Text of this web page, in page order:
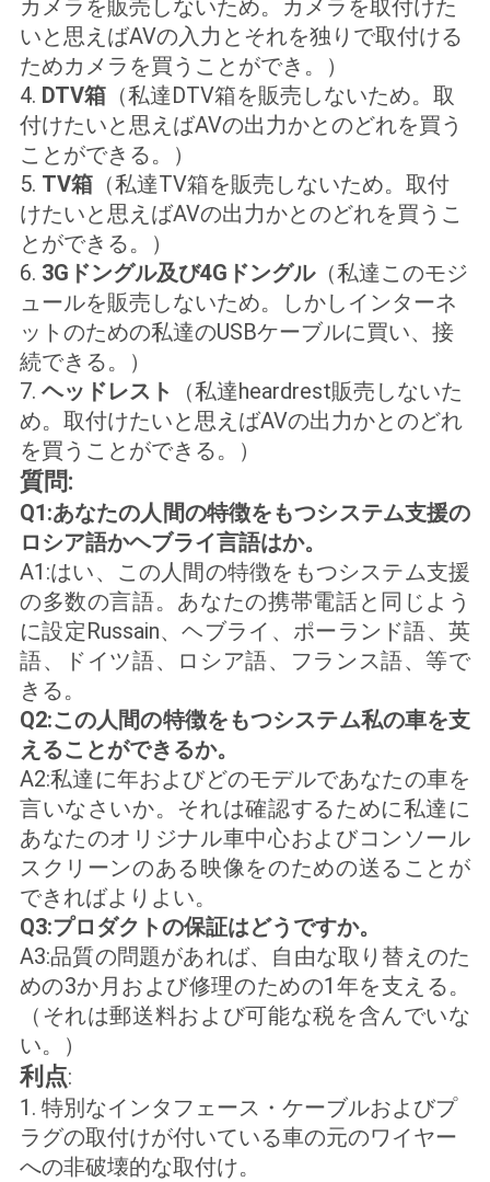
カメラを販売しないため。カメラを取付けた
いと思えばAVの入力とそれを独りで取付ける
ためカメラを買うことができ。）
4. DTV箱（私達DTV箱を販売しないため。取
付けたいと思えばAVの出力かとのどれを買う
ことができる。）
5. TV箱（私達TV箱を販売しないため。取付
けたいと思えばAVの出力かとのどれを買うこ
とができる。）
6. 3Gドングル及び4Gドングル（私達このモジ
ュールを販売しないため。しかしインターネ
ットのための私達のUSBケーブルに買い、接
続できる。）
7. ヘッドレスト
（私達heardrest販売しないた
め。取付けたいと思えばAVの出力かとのどれ
を買うことができる。）
質問:
Q1:あなたの人間の特徴をもつシステム支援の
ロシア語かヘブライ言語はか。
A1:はい、この人間の特徴をもつシステム支援
の多数の言語。あなたの携帯電話と同じよう
に設定Russain、ヘブライ、ポーランド語、英
語、ドイツ語、ロシア語、フランス語、等で
きる。
Q2:この人間の特徴をもつシステム私の車を支
えることができるか。
A2:私達に年およびどのモデルであなたの車を
言いなさいか。それは確認するために私達に
あなたのオリジナル車中心およびコンソール
スクリーンのある映像をのための送ることが
できればよりよい。
Q3:プロダクトの保証はどうですか。
A3:品質の問題があれば、自由な取り替えのた
めの3か月および修理のための1年を支える。
（それは郵送料および可能な税を含んでいな
い。）
利点:
1. 特別なインタフェース・ケーブルおよびプ
ラグの取付けが付いている車の元のワイヤー
への非破壊的な取付け。